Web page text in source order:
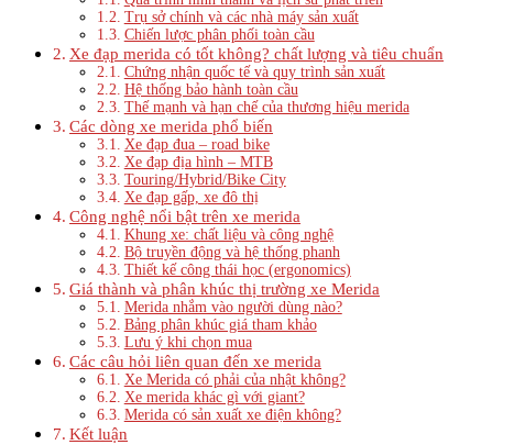
Trụ sở chính và các nhà máy sản xuất
Chiến lược phân phối toàn cầu
Xe đạp merida có tốt không? chất lượng và tiêu chuẩn
Chứng nhận quốc tế và quy trình sản xuất
Hệ thống bảo hành toàn cầu
Thế mạnh và hạn chế của thương hiệu merida
Các dòng xe merida phổ biến
Xe đạp đua – road bike
Xe đạp địa hình – MTB
Touring/Hybrid/Bike City
Xe đạp gấp, xe đô thị
Công nghệ nổi bật trên xe merida
Khung xe: chất liệu và công nghệ
Bộ truyền động và hệ thống phanh
Thiết kế công thái học (ergonomics)
Giá thành và phân khúc thị trường xe Merida
Merida nhắm vào người dùng nào?
Bảng phân khúc giá tham khảo
Lưu ý khi chọn mua
Các câu hỏi liên quan đến xe merida
Xe Merida có phải của nhật không?
Xe merida khác gì với giant?
Merida có sản xuất xe điện không?
Kết luận